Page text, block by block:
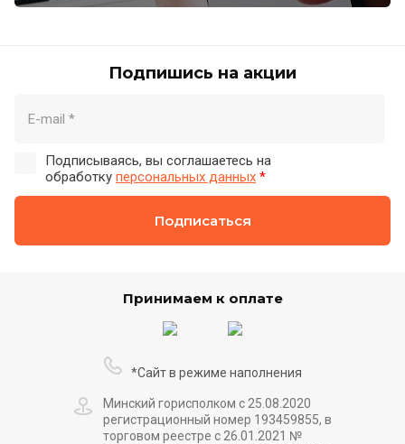
Подпишись на акции
Подписываясь, вы соглашаетесь на
обработку персональных данных *
Подписаться
Принимаем к оплате
*Сайт в режиме наполнения
Минский горисполком с 25.08.2020
регистрационный номер 193459855, в
торговом реестре с 26.01.2021 №